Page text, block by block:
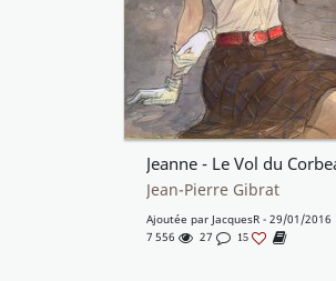
Jeanne - Le Vol du
Jean-Pierre Gibrat
Ajoutée par JacquesR- 29/01/2016
7 556
27 15